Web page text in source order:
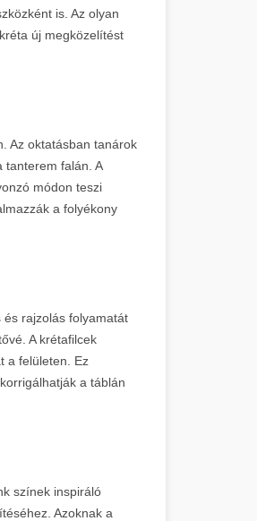
is. Az olyan
új megközelítést
Az oktatásban tanárok
tanterem falán. A
módon teszi
a folyékony
rajzolás folyamatát
A krétafilcek
a felületen. Ez
a táblán
színek inspiráló
Azoknak a